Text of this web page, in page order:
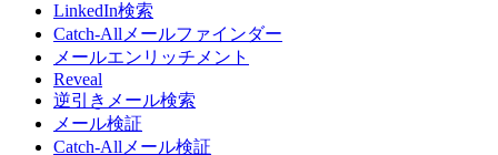
LinkedIn検索
Catch-Allメールファインダー
メールエンリッチメント
Reveal
逆引きメール検索
メール検証
Catch-Allメール検証